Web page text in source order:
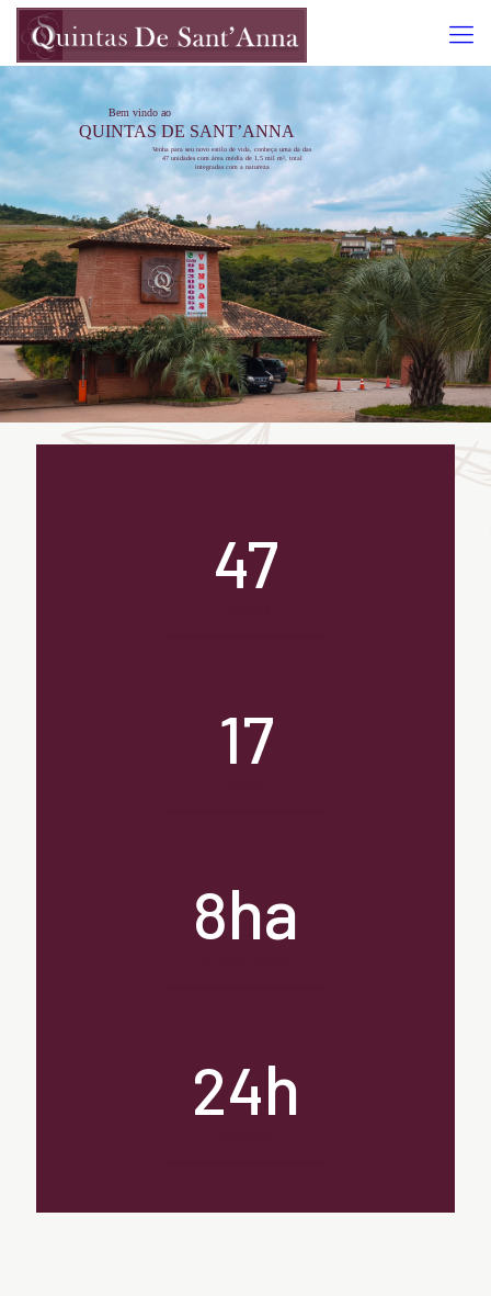
Bem vindo ao
QUINTAS DE SANT’ANNA
Venha para seu novo estilo de vida, conheça uma da das
47 unidades com área média de 1,5 mil m², total
integradas com a natureza
47
17
8ha
24h